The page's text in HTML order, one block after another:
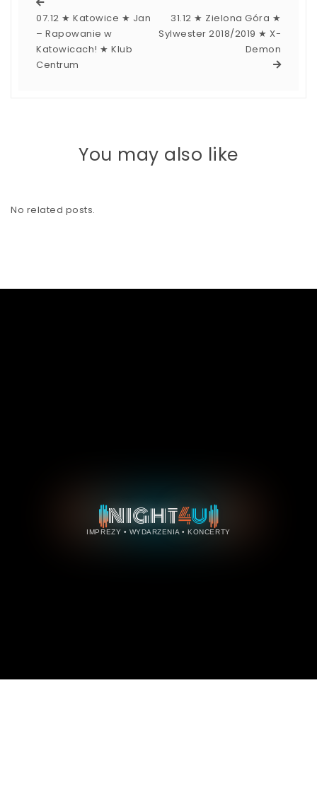
07.12 ★ Katowice ★ Jan
– Rapowanie w
Katowicach! ★ Klub
Centrum
31.12 ★ Zielona Góra ★
Sylwester 2018/2019 ★ X-
Demon
You may also like
No related posts.
NIGHT4U
IMPREZY • WYDARZENIA • KONCERTY